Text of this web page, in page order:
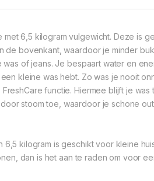
met 6,5 kilogram vulgewicht. Deze is
de bovenkant, waardoor je minder
of jeans. Je bespaart water en
kleine was hebt. Zo was je nooit
functie. Hiermee blijft je was
stoom toe, waardoor je schone
kilogram is geschikt voor kleine
dan is het aan te raden om voor